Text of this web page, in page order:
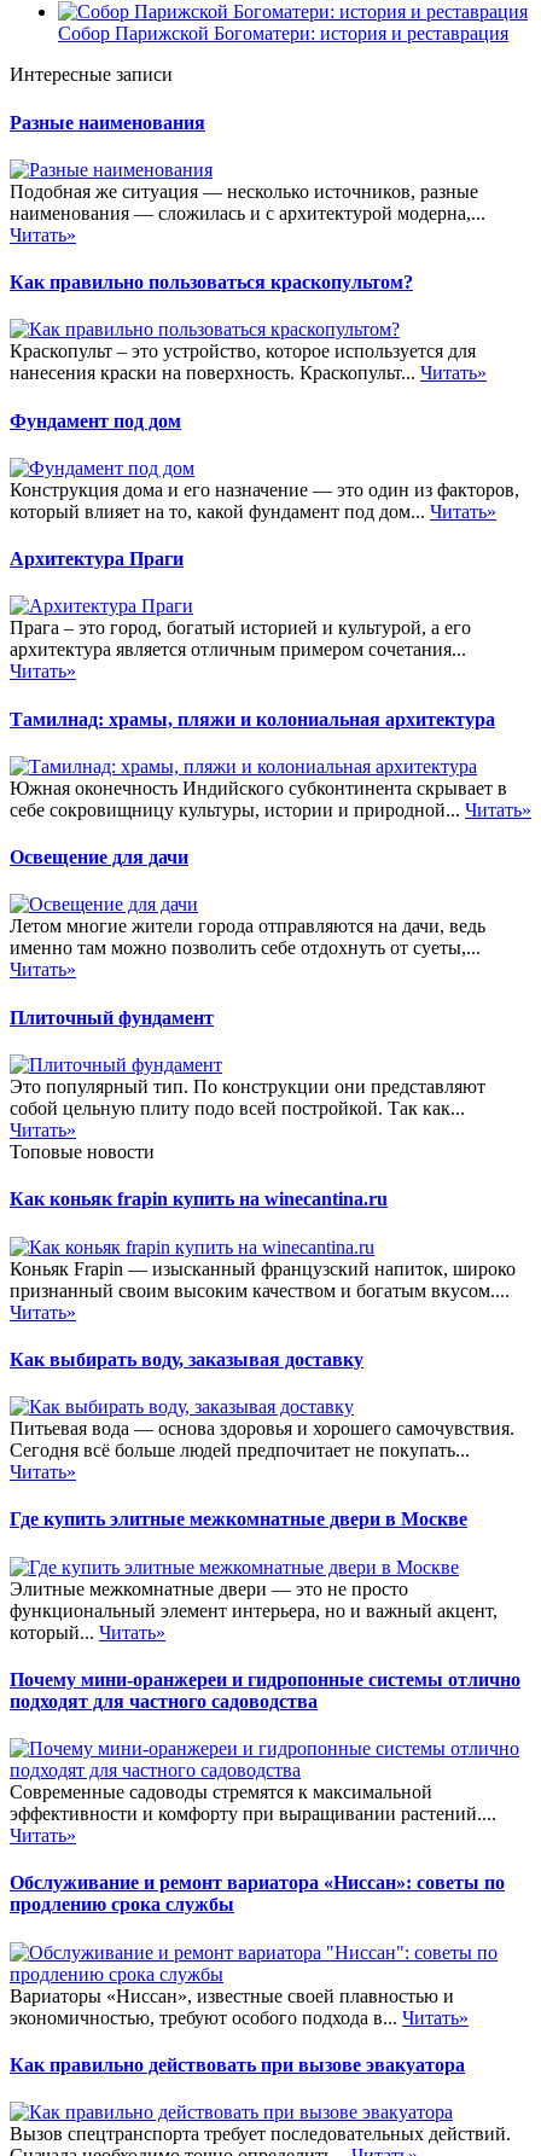
Собор Парижской Богоматери: история и реставрация
Интересные записи
Разные наименования
Подобная же ситуация — несколько источников, разные
наименования — сложилась и с архитектурой модерна,...
Читать»
Как правильно пользоваться краскопультом?
Краскопульт – это устройство, которое используется для
нанесения краски на поверхность. Краскопульт... Читать»
Фундамент под дом
Конструкция дома и его назначение — это один из факторов,
который влияет на то, какой фундамент под дом... Читать»
Архитектура Праги
Прага – это город, богатый историей и культурой, а его
архитектура является отличным примером сочетания...
Читать»
Тамилнад: храмы, пляжи и колониальная архитектура
Южная оконечность Индийского субконтинента скрывает в
себе сокровищницу культуры, истории и природной... Читать»
Освещение для дачи
Летом многие жители города отправляются на дачи, ведь
именно там можно позволить себе отдохнуть от суеты,...
Читать»
Плиточный фундамент
Это популярный тип. По конструкции они представляют
собой цельную плиту подо всей постройкой. Так как...
Читать»
Топовые новости
Как коньяк frapin купить на winecantina.ru
Коньяк Frapin — изысканный французский напиток, широко
признанный своим высоким качеством и богатым вкусом....
Читать»
Как выбирать воду, заказывая доставку
Питьевая вода — основа здоровья и хорошего самочувствия.
Сегодня всё больше людей предпочитает не покупать...
Читать»
Где купить элитные межкомнатные двери в Москве
Элитные межкомнатные двери — это не просто
функциональный элемент интерьера, но и важный акцент,
который... Читать»
Почему мини-оранжереи и гидропонные системы отлично
подходят для частного садоводства
Современные садоводы стремятся к максимальной
эффективности и комфорту при выращивании растений....
Читать»
Обслуживание и ремонт вариатора «Ниссан»: советы по
продлению срока службы
Вариаторы «Ниссан», известные своей плавностью и
экономичностью, требуют особого подхода в... Читать»
Как правильно действовать при вызове эвакуатора
Вызов спецтранспорта требует последовательных действий.